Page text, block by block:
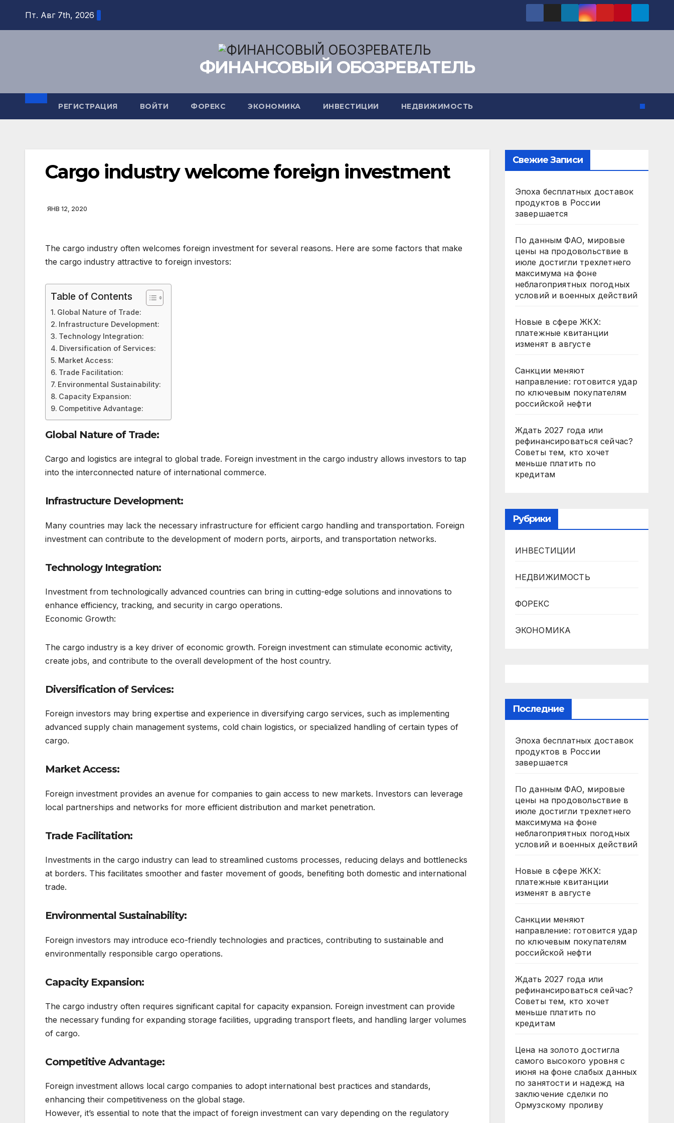
Пт. Авг 7th, 2026
ФИНАНСОВЫЙ ОБОЗРЕВАТЕЛЬ
РЕГИСТРАЦИЯ ВОЙТИ ФОРЕКС ЭКОНОМИКА ИНВЕСТИЦИИ НЕДВИЖИМОСТЬ
Cargo industry welcome foreign investment
ЯНВ 12, 2020
The cargo industry often welcomes foreign investment for several reasons. Here are some factors that make
the cargo industry attractive to foreign investors:
Table of Contents
Global Nature of Trade:
Infrastructure Development:
Technology Integration:
Diversification of Services:
Market Access:
Trade Facilitation:
Environmental Sustainability:
Capacity Expansion:
Competitive Advantage:
Global Nature of Trade:
Cargo and logistics are integral to global trade. Foreign investment in the cargo industry allows investors to tap
into the interconnected nature of international commerce.
Infrastructure Development:
Many countries may lack the necessary infrastructure for efficient cargo handling and transportation. Foreign
investment can contribute to the development of modern ports, airports, and transportation networks.
Technology Integration:
Investment from technologically advanced countries can bring in cutting-edge solutions and innovations to
enhance efficiency, tracking, and security in cargo operations.
Economic Growth:
The cargo industry is a key driver of economic growth. Foreign investment can stimulate economic activity,
create jobs, and contribute to the overall development of the host country.
Diversification of Services:
Foreign investors may bring expertise and experience in diversifying cargo services, such as implementing
advanced supply chain management systems, cold chain logistics, or specialized handling of certain types of
cargo.
Market Access:
Foreign investment provides an avenue for companies to gain access to new markets. Investors can leverage
local partnerships and networks for more efficient distribution and market penetration.
Trade Facilitation:
Investments in the cargo industry can lead to streamlined customs processes, reducing delays and bottlenecks
at borders. This facilitates smoother and faster movement of goods, benefiting both domestic and international
trade.
Environmental Sustainability:
Foreign investors may introduce eco-friendly technologies and practices, contributing to sustainable and
environmentally responsible cargo operations.
Capacity Expansion:
The cargo industry often requires significant capital for capacity expansion. Foreign investment can provide
the necessary funding for expanding storage facilities, upgrading transport fleets, and handling larger volumes
of cargo.
Competitive Advantage:
Foreign investment allows local cargo companies to adopt international best practices and standards,
enhancing their competitiveness on the global stage.
However, it’s essential to note that the impact of foreign investment can vary depending on the regulatory
Свежие Записи
Эпоха бесплатных доставок
продуктов в России
завершается
По данным ФАО, мировые
цены на продовольствие в
июле достигли трехлетнего
максимума на фоне
неблагоприятных погодных
условий и военных действий
Новые в сфере ЖКХ:
платежные квитанции
изменят в августе
Санкции меняют
направление: готовится удар
по ключевым покупателям
российской нефти
Ждать 2027 года или
рефинансироваться сейчас?
Советы тем, кто хочет
меньше платить по
кредитам
Рубрики
ИНВЕСТИЦИИ
НЕДВИЖИМОСТЬ
ФОРЕКС
ЭКОНОМИКА
Последние
Эпоха бесплатных доставок
продуктов в России
завершается
По данным ФАО, мировые
цены на продовольствие в
июле достигли трехлетнего
максимума на фоне
неблагоприятных погодных
условий и военных действий
Новые в сфере ЖКХ:
платежные квитанции
изменят в августе
Санкции меняют
направление: готовится удар
по ключевым покупателям
российской нефти
Ждать 2027 года или
рефинансироваться сейчас?
Советы тем, кто хочет
меньше платить по
кредитам
Цена на золото достигла
самого высокого уровня с
июня на фоне слабых данных
по занятости и надежд на
заключение сделки по
Ормузскому проливу